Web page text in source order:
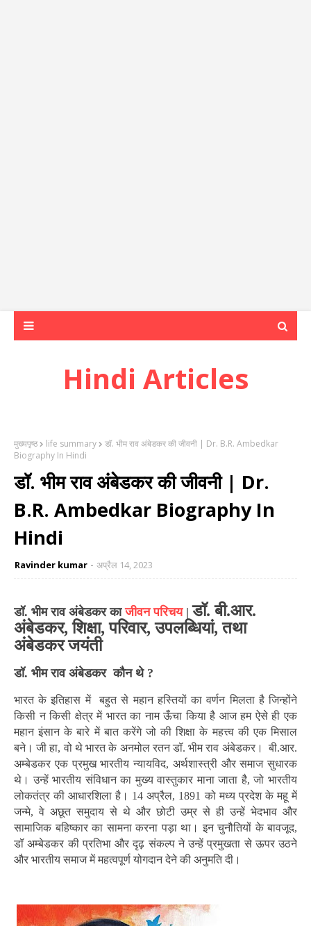
Hindi Articles
मुख्यपृष्ठ life summary
डॉ. भीम राव अंबेडकर की जीवनी | Dr. B.R. Ambedkar
Biography In Hindi
डॉ. भीम राव अंबेडकर की जीवनी | Dr.
B.R. Ambedkar Biography In
Hindi
Ravinder kumar अप्रैल 14, 2023
डॉ. भीम राव अंबेडकर काजीवन परिचय | डॉ. बी.आर.
अंबेडकर, शिक्षा, परिवार, उपलब्धियां, तथा
अंबेडकर जयंती
डॉ. भीम राव अंबेडकर कौन थे ?
भारत के इतिहास में बहुत से महान हस्तियों का वर्णन मिलता है जिन्होंने
किसी न किसी क्षेत्र में भारत का नाम ऊँचा किया है आज हम ऐसे ही एक
महान इंसान के बारे में बात करेंगे जो की शिक्षा के महत्त्व की एक मिसाल
बने। जी हा, वो थे भारत के अनमोल रतन डॉ. भीम राव अंबेडकर। बी.आर.
अम्बेडकर एक प्रमुख भारतीय न्यायविद, अर्थशास्त्री और समाज सुधारक
थे। उन्हें भारतीय संविधान का मुख्य वास्तुकार माना जाता है, जो भारतीय
लोकतंत्र की आधारशिला है। 14 अप्रैल, 1891 को मध्य प्रदेश के महू में
जन्मे, वे अछूत समुदाय से थे और छोटी उम्र से ही उन्हें भेदभाव और
सामाजिक बहिष्कार का सामना करना पड़ा था। इन चुनौतियों के बावजूद,
डॉ अम्बेडकर की प्रतिभा और दृढ़ संकल्प ने उन्हें प्रमुखता से ऊपर उठने
और भारतीय समाज में महत्वपूर्ण योगदान देने की अनुमति दी।